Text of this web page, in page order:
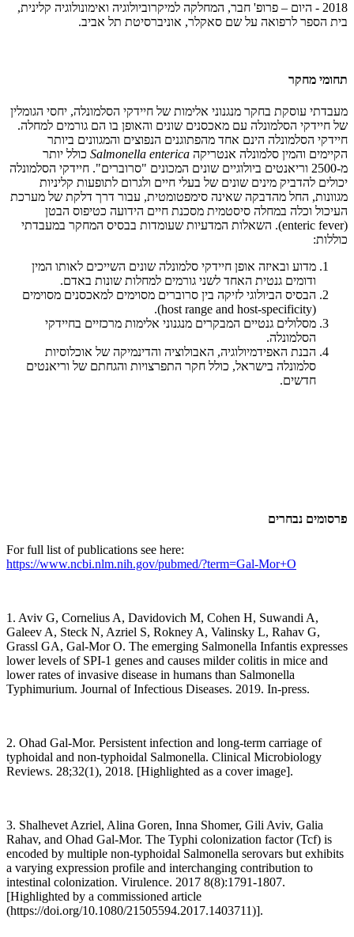
2018 - היום – פרופ' חבר, המחלקה למיקרוביולוגיה ואימונולוגיה קלינית,
בית הספר לרפואה על שם סאקלר, אוניברסיטת תל אביב.
תחומי מחקר
מעבדתי עוסקת בחקר מנגנוני אלימות של חיידקי הסלמונלה, יחסי הגומלין
של חיידקי הסלמונלה עם מאכסנים שונים והאופן בו הם גורמים למחלה.
חיידקי הסלמונלה הינם אחד מהפתוגנים הנפוצים והמגוונים ביותר
הקיימים והמין סלמונלה אנטריקה
Salmonella enterica
כולל יותר
מ-2500 וריאנטים ביולוגיים שונים המכונים "סרוברים". חיידקי הסלמונלה
יכולים להדביק מינים שונים של בעלי חיים ולגרום לתופעות קליניות
מגוונות, החל מהדבקה שאינה סימפטומטית, עבור דרך דלקת של מערכת
העיכול וכלה במחלה סיסטמית מסכנת חיים הידועה כטיפוס הבטן
(enteric fever). השאלות המדעיות שעומדות בבסיס המחקר במעבדתי
כוללות:
מדוע ובאיזה אופן חיידקי סלמונלה שונים השייכים לאותו המין
ודומים גנטית האחד לשני גורמים למחלות שונות באדם.
הבסיס הביולוגי לזיקה בין סרוברים מסוימים למאכסנים מסוימים
(host range and host-specificity).
מסלולים גנטיים המבקרים מנגנוני אלימות מרכזיים בחיידקי
הסלמונלה.
הבנת האפידמיולוגיה, האבולוציה והדינמיקה של אוכלוסיות
סלמונלה בישראל, כולל חקר התפרצויות והגחתם של וריאנטים
חדשים.
פרסומים נבחרים
For full list of publications see here:
https://www.ncbi.nlm.nih.gov/pubmed/?term=Gal-Mor+O
1. Aviv G, Cornelius A, Davidovich M, Cohen H, Suwandi A,
Galeev A, Steck N, Azriel S, Rokney A, Valinsky L, Rahav G,
Grassl GA, Gal-Mor O. The emerging Salmonella Infantis expresses
lower levels of SPI-1 genes and causes milder colitis in mice and
lower rates of invasive disease in humans than Salmonella
Typhimurium. Journal of Infectious Diseases. 2019. In-press.
2. Ohad Gal-Mor. Persistent infection and long-term carriage of
typhoidal and non-typhoidal Salmonella. Clinical Microbiology
Reviews. 28;32(1), 2018. [Highlighted as a cover image].
3. Shalhevet Azriel, Alina Goren, Inna Shomer, Gili Aviv, Galia
Rahav, and Ohad Gal-Mor. The Typhi colonization factor (Tcf) is
encoded by multiple non-typhoidal Salmonella serovars but exhibits
a varying expression profile and interchanging contribution to
intestinal colonization. Virulence. 2017 8(8):1791-1807.
[Highlighted by a commissioned article
(https://doi.org/10.1080/21505594.2017.1403711)].